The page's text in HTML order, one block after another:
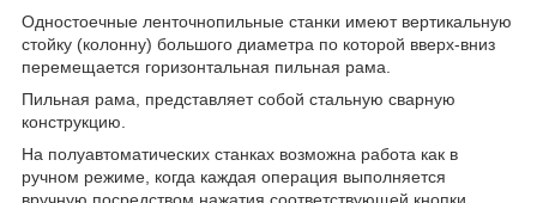
Одностоечные ленточнопильные станки имеют вертикальную
стойку (колонну) большого диаметра по которой вверх-вниз
перемещается горизонтальная пильная рама.
Пильная рама, представляет собой стальную сварную
конструкцию.
На полуавтоматических станках возможна работа как в
ручном режиме, когда каждая операция выполняется
вручную посредством нажатия соответствующей кнопки,